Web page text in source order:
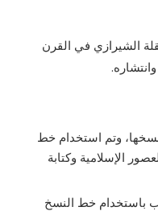
الشيرازي في القرن
وتم استخدام خط
الإسلامية وكتابة
باستخدام خط النسخ